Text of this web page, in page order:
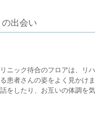
出会い
ニック待合のフロアは、リ
患者さんの姿をよく見かけ
をしたり、お互いの体調を